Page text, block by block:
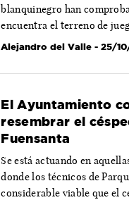
blanquinegro han
encuentra el terreno de
Alejandro del Valle - 25/
El Ayuntamiento
resembrar el
Fuensanta
Se está actuando en
donde los técnicos de
considerable viable que el